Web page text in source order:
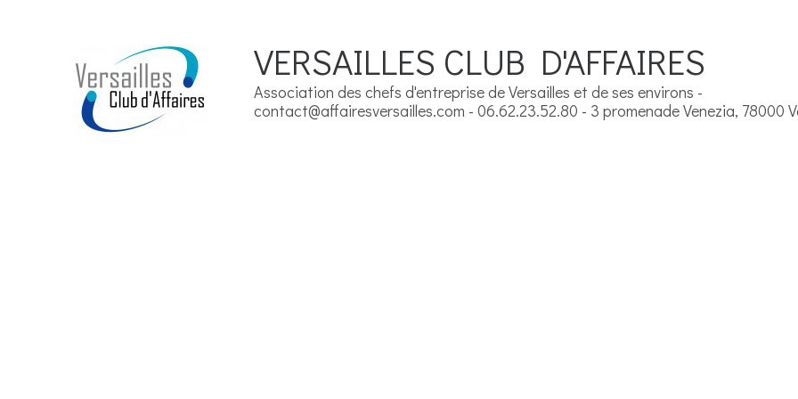
VERSAILLES CLUB D'AFFAIRES
Association des chefs d'entreprise de Versailles et de ses environs -
contact@affairesversailles.com - 06.62.23.52.80 - 3 promenade Venezia, 78000